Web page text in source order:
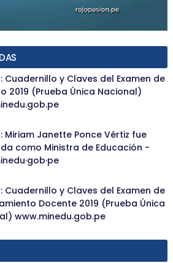
Cuadernillo y Claves del Examen de
2019 (Prueba Única Nacional)
Miriam Janette Ponce Vértiz fue
como Ministra de Educación -
Cuadernillo y Claves del Examen de
Docente 2019 (Prueba Única
www.minedu.gob.pe